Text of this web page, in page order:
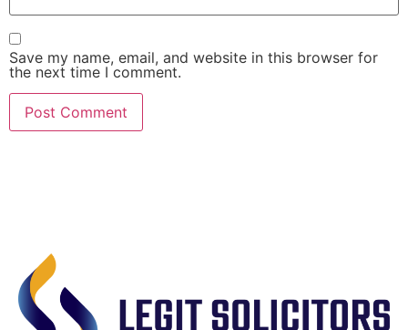
Save my name, email, and website in this browser for
the next time I comment.